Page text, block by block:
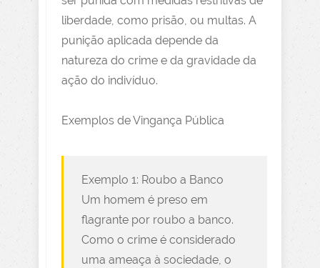
liberdade, como prisão, ou multas. A
punição aplicada depende da
natureza do crime e da gravidade da
ação do indivíduo.
Exemplos de Vingança Pública
Exemplo 1: Roubo a Banco
Um homem é preso em
flagrante por roubo a banco.
Como o crime é considerado
uma ameaça à sociedade, o